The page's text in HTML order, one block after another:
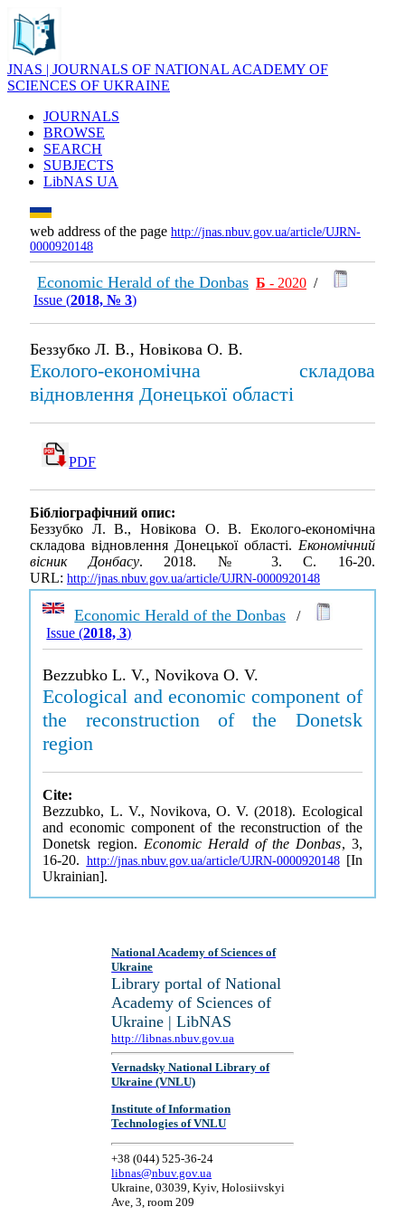
JNAS | JOURNALS OF NATIONAL ACADEMY OF
SCIENCES OF UKRAINE
JOURNALS
BROWSE
SEARCH
SUBJECTS
LibNAS UA
web address of the page http://jnas.nbuv.gov.ua/article/UJRN-
0000920148
Economic Herald of the Donbas Б - 2020 /
Issue (2018, № 3)
Беззубко Л. В., Новікова О. В.
Еколого-економічна складова
відновлення Донецької області
PDF
Бібліографічний опис:
Беззубко Л. В., Новікова О. В. Еколого-економічна
складова відновлення Донецької області. Економічний
вісник Донбасу. 2018. № 3. С. 16-20.
URL: http://jnas.nbuv.gov.ua/article/UJRN-0000920148
Economic Herald of the Donbas /
Issue (2018, 3)
Bezzubko L. V., Novikova O. V.
Ecological and economic component of
the reconstruction of the Donetsk
region
Cite:
Bezzubko, L. V., Novikova, O. V. (2018). Ecological
and economic component of the reconstruction of the
Donetsk region. Economic Herald of the Donbas, 3,
16-20. http://jnas.nbuv.gov.ua/article/UJRN-0000920148[In
Ukrainian].
National Academy of Sciences of
Ukraine
Library portal of National
Academy of Sciences of
Ukraine | LibNAS
http://libnas.nbuv.gov.ua
Vernadsky National Library of
Ukraine (VNLU)
Institute of Information
Technologies of VNLU
+38 (044) 525-36-24
libnas@nbuv.gov.ua
Ukraine, 03039, Kyiv, Holosiivskyi
Ave, 3, room 209